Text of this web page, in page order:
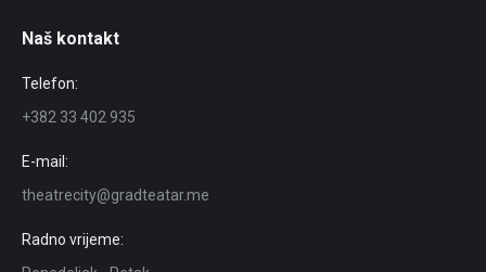
Naš kontakt
Telefon:
+382 33 402 935
E-mail:
theatrecity@gradteatar.me
Radno vrijeme: